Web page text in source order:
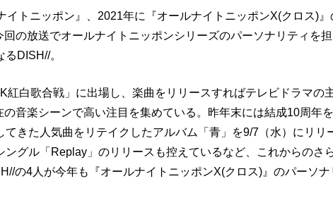
イトニッポン』、2021年に『オールナイトニッポンX(クロス)』
回の放送でオールナイトニッポンシリーズのパーソナリティを
DISH//。
紅白歌合戦」に出場し、楽曲をリリースすればテレビドラマの
の音楽シーンで高い注目を集めている。昨年末には結成10周年
てきた人気曲をリテイクしたアルバム「青」を9/7（水）にリリ
ングル「Replay」のリリースも控えているなど、これからのさ
の4人が今年も『オールナイトニッポンX(クロス)』のパーソナ